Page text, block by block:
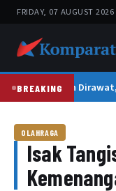
FRIDAY, 07 AUGUST 2026
BREAKING
2 Tahun
OLAHRAGA
Isak